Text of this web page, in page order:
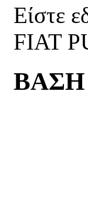
Είστε
FIAT
ΒΑΣΗ